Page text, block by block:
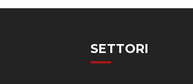
SETTORI